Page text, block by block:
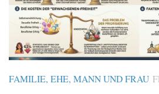
FAMILIE, EHE, MANN UND FRAU